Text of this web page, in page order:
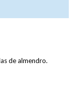
de almendro.